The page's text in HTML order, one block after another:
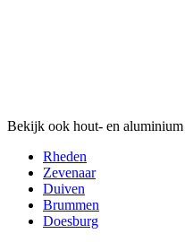
Bekijk ook hout- en
Rheden
Zevenaar
Duiven
Brummen
Doesburg